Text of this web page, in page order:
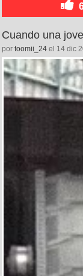
Cuando una
por toomii_24 el 14 dic